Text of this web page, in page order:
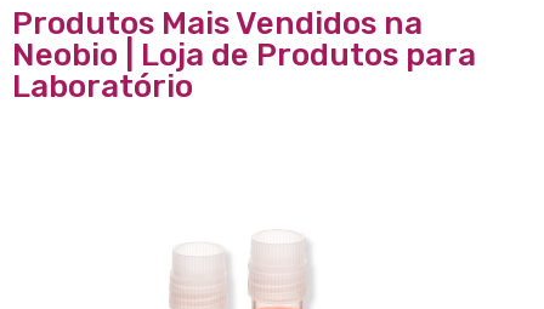
Produtos Mais Vendidos na
Neobio | Loja de Produtos para
Laboratório